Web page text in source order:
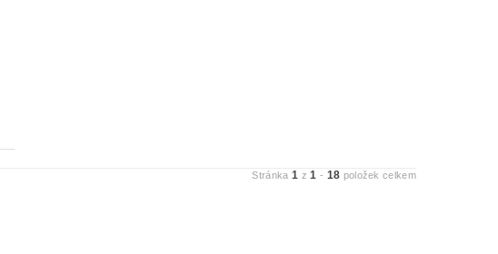
Stránka1 z1 - 18 položek celkem